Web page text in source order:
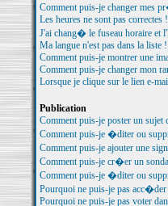
Comment puis-je changer mes
Les heures ne sont pas correctes !
J'ai chang� le fuseau horaire et
Ma langue n'est pas dans la liste !
Comment puis-je montrer une
Comment puis-je changer mon
Lorsque je clique sur le lien e-
Publication
Comment puis-je poster un sujet
Comment puis-je �diter ou
Comment puis-je ajouter une
Comment puis-je cr�er un
Comment puis-je �diter ou
Pourquoi ne puis-je pas
Pourquoi ne puis-je pas voter